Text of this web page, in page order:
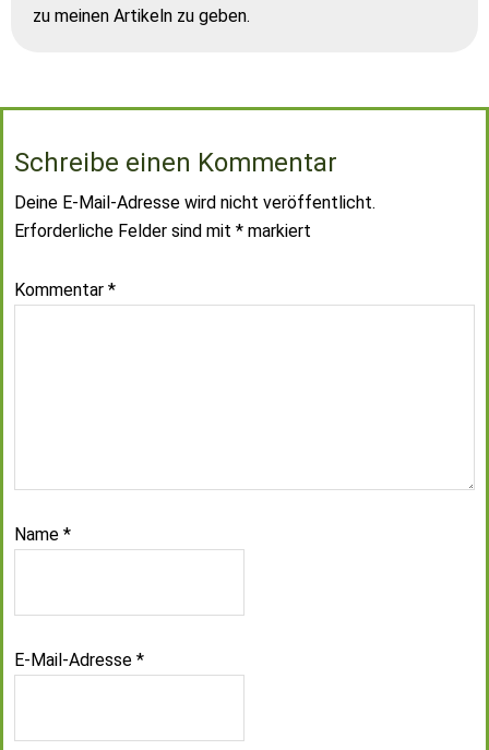
zu meinen Artikeln zu geben.
Schreibe einen Kommentar
Deine E-Mail-Adresse wird nicht veröffentlicht.
Erforderliche Felder sind mit * markiert
Kommentar *
Name *
E-Mail-Adresse *